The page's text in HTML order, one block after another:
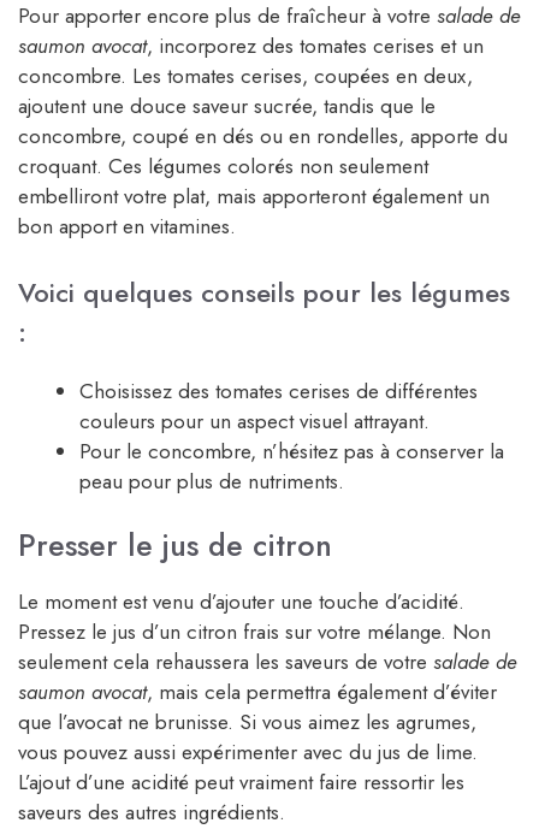
Pour apporter encore plus de fraîcheur à votre salade de
saumon avocat, incorporez des tomates cerises et un
concombre. Les tomates cerises, coupées en deux,
ajoutent une douce saveur sucrée, tandis que le
concombre, coupé en dés ou en rondelles, apporte du
croquant. Ces légumes colorés non seulement
embelliront votre plat, mais apporteront également un
bon apport en vitamines.
Voici quelques conseils pour les légumes
:
Choisissez des tomates cerises de différentes
couleurs pour un aspect visuel attrayant.
Pour le concombre, n’hésitez pas à conserver la
peau pour plus de nutriments.
Presser le jus de citron
Le moment est venu d’ajouter une touche d’acidité.
Pressez le jus d’un citron frais sur votre mélange. Non
seulement cela rehaussera les saveurs de votre salade de
saumon avocat, mais cela permettra également d’éviter
que l’avocat ne brunisse. Si vous aimez les agrumes,
vous pouvez aussi expérimenter avec du jus de lime.
L’ajout d’une acidité peut vraiment faire ressortir les
saveurs des autres ingrédients.